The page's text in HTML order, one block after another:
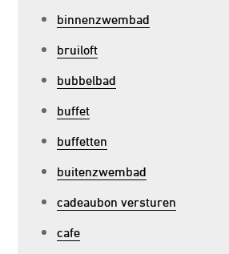
binnenzwembad
bruiloft
bubbelbad
buffet
buffetten
buitenzwembad
cadeaubon versturen
cafe